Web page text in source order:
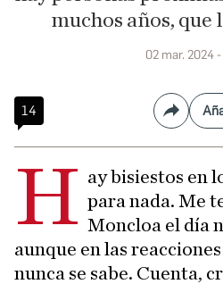
muchos años,
02 mar. 2024
14
H ay bisiestos en
para nada. Me
Moncloa el día
aunque en las
nunca se sabe. Cuenta,